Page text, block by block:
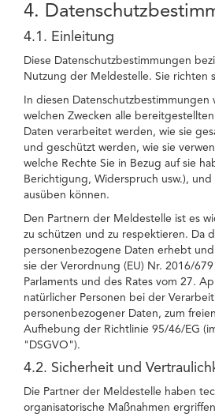
4.
4.1. Einleitung
Diese Datenschutzbestimmungen
Nutzung der Meldestelle. Sie richten
In diesen
welchen Zwecken alle
Daten verarbeitet werden, wie sie
und geschützt werden, wie sie
welche Rechte Sie in Bezug auf sie
Berichtigung, Widerspruch usw.), und
ausüben können.
Den Partnern der Meldestelle ist es
zu schützen und zu respektieren. Da
personenbezogene Daten erhebt
sie der Verordnung (EU) Nr. 2016/
Parlaments und des Rates vom 27.
natürlicher Personen bei der
personenbezogener Daten, zum
Aufhebung der Richtlinie 95/46/EG
"DSGVO").
4.2. Sicherheit und
Die Partner der Meldestelle haben
organisatorische Maßnahmen